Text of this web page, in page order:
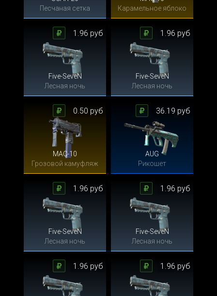
Песчаная сетка
Карамельное яблоко
Five-SeveN
Лесная ночь
1.96 руб
Five-SeveN
Лесная ночь
1.96 руб
MAC-10
Грозовой камуфляж
0.50 руб
AUG
Рикошет
36.19 руб
Five-SeveN
Лесная ночь
1.96 руб
Five-SeveN
Лесная ночь
1.96 руб
1.96 руб 1.96 руб